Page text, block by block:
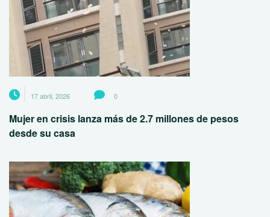
17 abril, 2026 0
Mujer en crisis lanza más de 2.7 millones de pesos
desde su casa